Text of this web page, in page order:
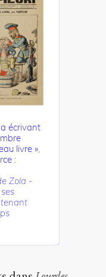
écrivant
livre »,
:
Zola -